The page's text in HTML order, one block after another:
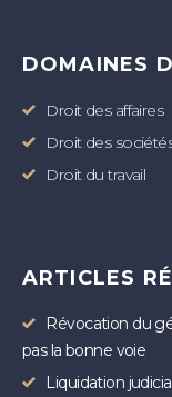
DOMAINES
Droit des affaires
Droit des
Droit du travail
ARTICLES
Révocation du
pas la bonne voie
Liquidation